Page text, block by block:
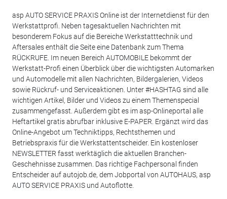
asp AUTO SERVICE PRAXIS Online ist der Internetdienst für den
Werkstattprofi. Neben tagesaktuellen Nachrichten mit
besonderem Fokus auf die Bereiche Werkstatttechnik und
Aftersales enthält die Seite eine Datenbank zum Thema
RÜCKRUFE. Im neuen Bereich AUTOMOBILE bekommt der
Werkstatt-Profi einen Überblick über die wichtigsten Automarken
und Automodelle mit allen Nachrichten, Bildergalerien, Videos
sowie Rückruf- und Serviceaktionen. Unter #HASHTAG sind alle
wichtigen Artikel, Bilder und Videos zu einem Themenspecial
zusammengefasst. Außerdem gibt es im asp-Onlineportal alle
Heftartikel gratis abrufbar inklusive E-PAPER. Ergänzt wird das
Online-Angebot um Techniktipps, Rechtsthemen und
Betriebspraxis für die Werkstattentscheider. Ein kostenloser
NEWSLETTER fasst werktäglich die aktuellen Branchen-
Geschehnisse zusammen. Das richtige Fachpersonal finden
Entscheider auf autojob.de, dem Jobportal von AUTOHAUS, asp
AUTO SERVICE PRAXIS und Autoflotte.